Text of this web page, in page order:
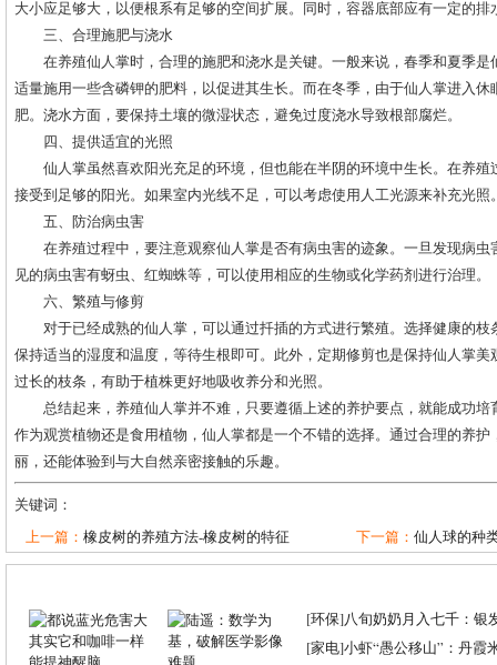
大小应足够大，以便根系有足够的空间扩展。同时，容器底部应有一定的
三、合理施肥与浇水
在养殖仙人掌时，合理的施肥和浇水是关键。一般来说，春季和夏季
适量施用一些含磷钾的肥料，以促进其生长。而在冬季，由于仙人掌进入
肥。浇水方面，要保持土壤的微湿状态，避免过度浇水导致根部腐烂。
四、提供适宜的光照
仙人掌虽然喜欢阳光充足的环境，但也能在半阴的环境中生长。在养
接受到足够的阳光。如果室内光线不足，可以考虑使用人工光源来补充光照
五、防治病虫害
在养殖过程中，要注意观察仙人掌是否有病虫害的迹象。一旦发现病
见的病虫害有蚜虫、红蜘蛛等，可以使用相应的生物或化学药剂进行治理。
六、繁殖与修剪
对于已经成熟的仙人掌，可以通过扦插的方式进行繁殖。选择健康的
保持适当的湿度和温度，等待生根即可。此外，定期修剪也是保持仙人掌
过长的枝条，有助于植株更好地吸收养分和光照。
总结起来，养殖仙人掌并不难，只要遵循上述的养护要点，就能成功
作为观赏植物还是食用植物，仙人掌都是一个不错的选择。通过合理的养
丽，还能体验到与大自然亲密接触的乐趣。
关键词：
上一篇： 橡皮树的养殖方法-橡皮树的特征 下一篇： 仙人球的种
[环保]八旬奶奶月入七千：银
[家电]小虾“愚公移山”：丹霞